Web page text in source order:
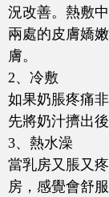
況改善。熱敷
兩處的皮膚嬌
膚。
2、冷敷
如果奶脹疼痛
先將奶汁擠出
3、熱水澡
當乳房又脹又
房，感覺會舒服